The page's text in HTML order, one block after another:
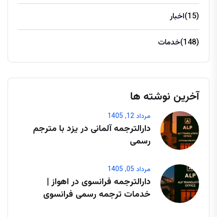
اخبار (15)
خدمات (148)
آخرین نوشته ها
مرداد 12, 1405
دارالترجمه آلمانی در یزد با مترجم
رسمی
مرداد 05, 1405
دارالترجمه فرانسوی در اهواز |
خدمات ترجمه رسمی فرانسوی